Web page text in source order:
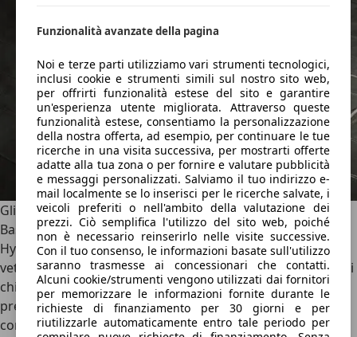
Funzionalità avanzate della pagina
Noi e terze parti utilizziamo vari strumenti tecnologici,
inclusi cookie e strumenti simili sul nostro sito web,
per offrirti funzionalità estese del sito e garantire
un'esperienza utente migliorata. Attraverso queste
funzionalità estese, consentiamo la personalizzazione
della nostra offerta, ad esempio, per continuare le tue
ricerche in una visita successiva, per mostrarti offerte
adatte alla tua zona o per fornire e valutare pubblicità
e messaggi personalizzati. Salviamo il tuo indirizzo e-
mail localmente se lo inserisci per le ricerche salvate, i
veicoli preferiti o nell'ambito della valutazione dei
prezzi. Ciò semplifica l'utilizzo del sito web, poiché
non è necessario reinserirlo nelle visite successive.
Con il tuo consenso, le informazioni basate sull'utilizzo
saranno trasmesse ai concessionari che contatti.
Alcuni cookie/strumenti vengono utilizzati dai fornitori
per memorizzare le informazioni fornite durante le
richieste di finanziamento per 30 giorni e per
riutilizzarle automaticamente entro tale periodo per
Gli ADAS e la sicurezza
Basta aprire il listino ufficiale per rendersi conto di quanto
Hyundai abbia puntato sulla sicurezza anche sulle sue
vetture entry level, quindi la citycar i10 e la compatta i20. Si
chiamaHyundaiSmartSensela famiglia delle tecnologie
presenti a bordo, con una dotazione che va a completarsi
con l’allestimento top di gamma Prime ma che è già molto